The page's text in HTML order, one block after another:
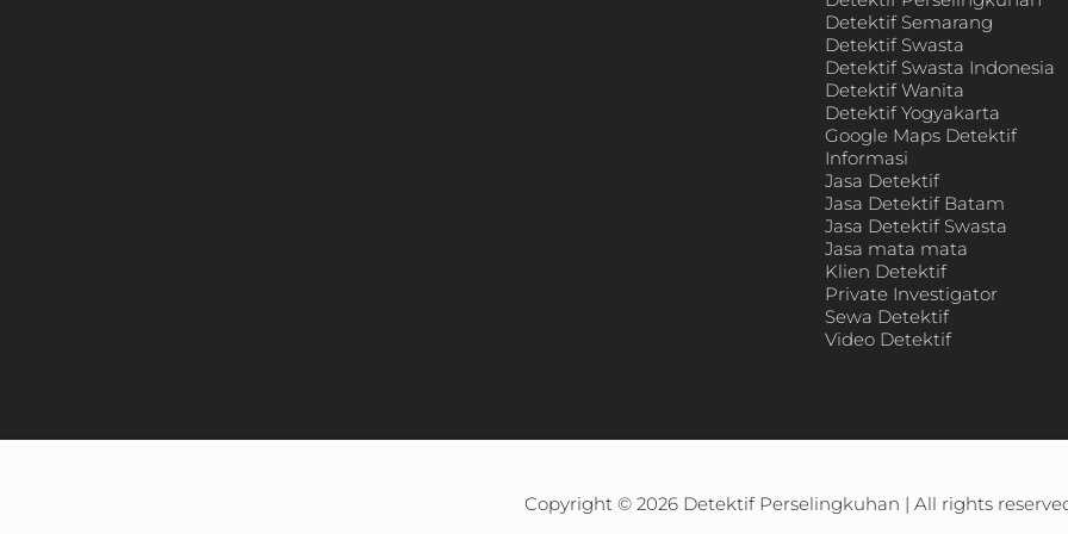
Detektif Semarang
Detektif Swasta
Detektif Swasta Indonesia
Detektif Wanita
Detektif Yogyakarta
Google Maps Detektif
Informasi
Jasa Detektif
Jasa Detektif Batam
Jasa Detektif Swasta
Jasa mata mata
Klien Detektif
Private Investigator
Sewa Detektif
Video Detektif
Copyright © 2026 Detektif Perselingkuhan | All rights